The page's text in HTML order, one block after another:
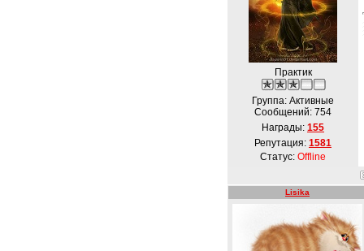
Практик
Группа: Активные
Сообщений: 754
Награды: 155
Репутация: 1581
Статус: Offline
Lisika